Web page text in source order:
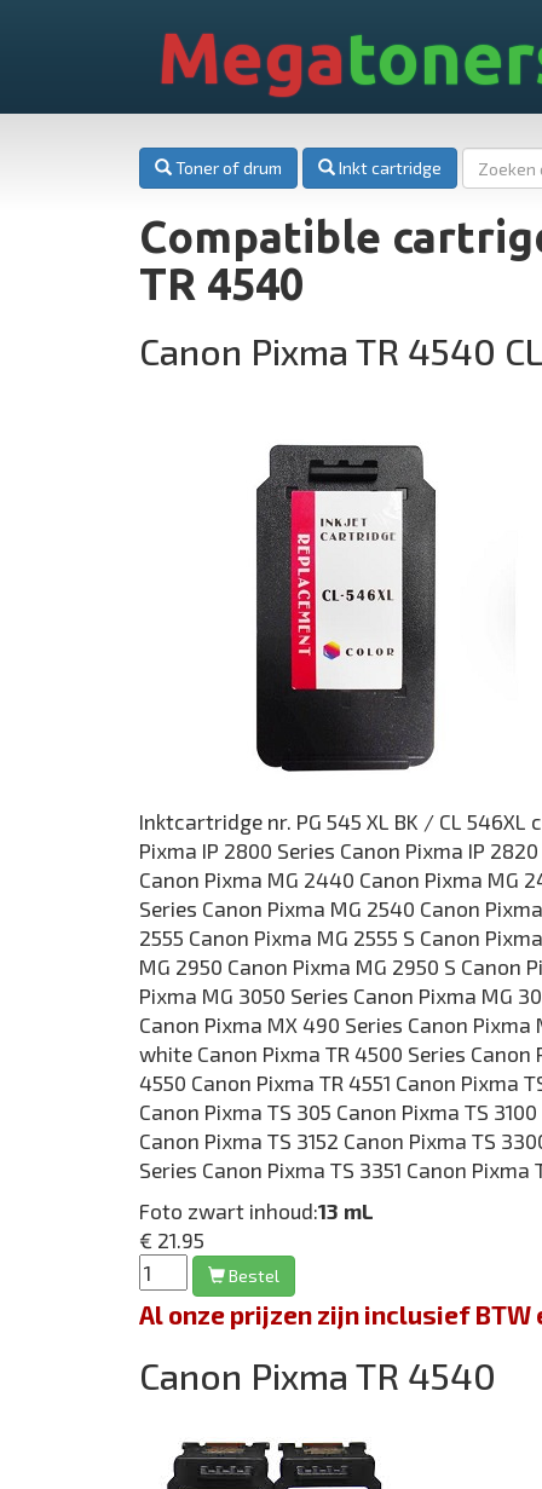
Mega
Toner of drum Inkt cartridge
Compatible
TR 4540
Canon Pixma TR 4540
Inktcartridge nr. PG 545 XL BK / CL
Pixma IP 2800 Series Canon Pixma IP
Canon Pixma MG 2440 Canon Pixma MG
Series Canon Pixma MG 2540 Canon
2555 Canon Pixma MG 2555 S Canon
MG 2950 Canon Pixma MG 2950 S Canon
Pixma MG 3050 Series Canon Pixma MG
Canon Pixma MX 490 Series Canon
white Canon Pixma TR 4500 Series Canon
4550 Canon Pixma TR 4551 Canon Pixma
Canon Pixma TS 305 Canon Pixma TS
Canon Pixma TS 3152 Canon Pixma TS
Series Canon Pixma TS 3351 Canon Pixma
Foto zwart inhoud:13 mL
€ 21.95
Bestel
Al onze prijzen zijn inclusief
Canon Pixma TR 4540